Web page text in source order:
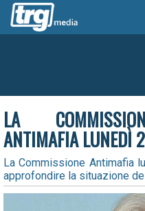
LA
ANTIMAFIA LUNEDÌ
La Commissione Antimafia
approfondire la situazione